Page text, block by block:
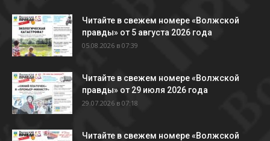
Читайте в свежем номере «Волжской
правды» от 5 августа 2026 года
05.08.2026 в 07:39
Читайте в свежем номере «Волжской
правды» от 29 июля 2026 года
29.07.2026 в 07:18
Читайте в свежем номере «Волжской